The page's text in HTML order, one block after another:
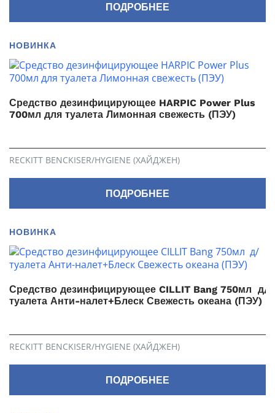
ПОДРОБНЕЕ
НОВИНКА
Средство дезинфицирующее HARPIC Power Plus
700мл для туалета Лимонная свежесть (ПЭУ)
RECKITT BENCKISER/HYGIENE (ХАЙДЖЕН)
ПОДРОБНЕЕ
НОВИНКА
Средство дезинфицирующее CILLIT Bang 750мл д/
туалета Анти-налет+Блеск Свежесть океана (ПЭУ)
RECKITT BENCKISER/HYGIENE (ХАЙДЖЕН)
ПОДРОБНЕЕ